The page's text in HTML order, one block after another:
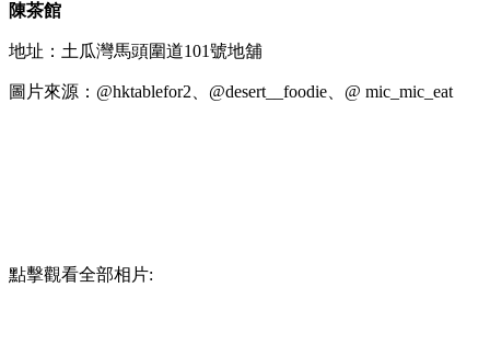
陳茶館
地址：土瓜灣馬頭圍道101號地舖
圖片來源：@hktablefor2、@desert__foodie、@ mic_mic_eat
點擊觀看全部相片: